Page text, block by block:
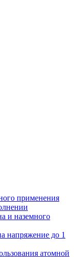
применения
и наземного
напряжение до 1
атомной